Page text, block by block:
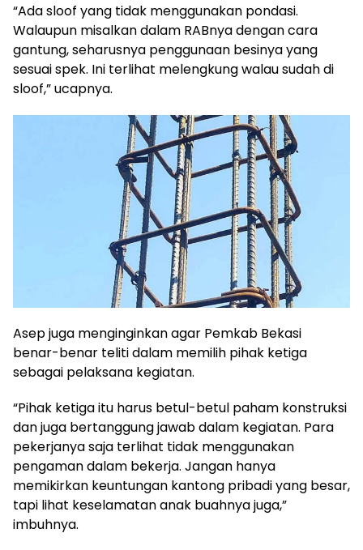
“Ada sloof yang tidak menggunakan pondasi.
Walaupun misalkan dalam RABnya dengan cara
gantung, seharusnya penggunaan besinya yang
sesuai spek. Ini terlihat melengkung walau sudah di
sloof,” ucapnya.
Asep juga menginginkan agar Pemkab Bekasi
benar-benar teliti dalam memilih pihak ketiga
sebagai pelaksana kegiatan.
“Pihak ketiga itu harus betul-betul paham konstruksi
dan juga bertanggung jawab dalam kegiatan. Para
pekerjanya saja terlihat tidak menggunakan
pengaman dalam bekerja. Jangan hanya
memikirkan keuntungan kantong pribadi yang besar,
tapi lihat keselamatan anak buahnya juga,”
imbuhnya.